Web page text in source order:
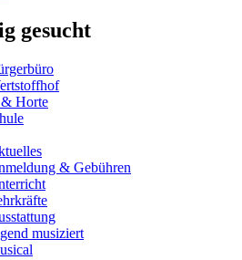
gesucht
& Horte
& Gebühren
musiziert